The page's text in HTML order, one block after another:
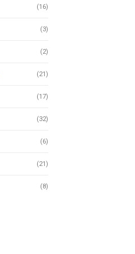
(16)
(3)
(2)
(21)
(17)
(32)
(6)
(21)
(8)